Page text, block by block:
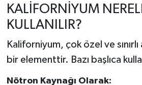
KALİFORNİYUM
KULLANILIR?
Kaliforniyum, çok özel ve sınırlı
bir elementtir. Bazı başlıca
Nötron Kaynağı Olarak: